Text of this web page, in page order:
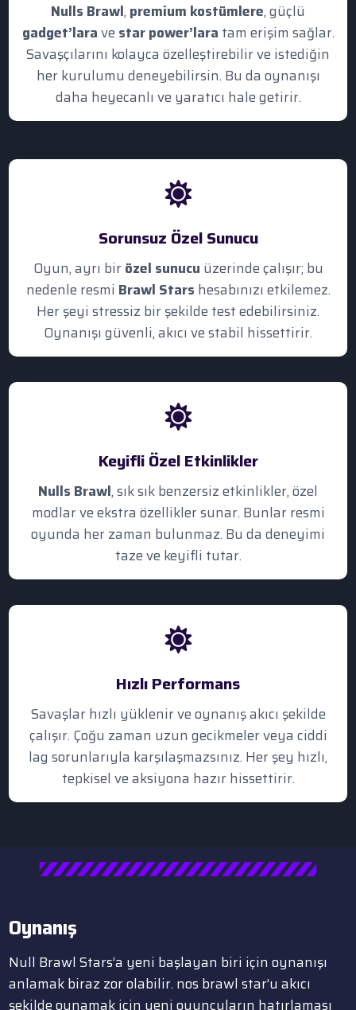
Nulls Brawl, premium kostümlere, güçlü
gadget’larave star power’lara tam erişim sağlar.
Savaşçılarını kolayca özelleştirebilir ve istediğin
her kurulumu deneyebilirsin. Bu da oynanışı
daha heyecanlı ve yaratıcı hale getirir.
Sorunsuz Özel Sunucu
Oyun, ayrı bir özel sunucu üzerinde çalışır; bu
nedenle resmi Brawl Stars hesabınızı etkilemez.
Her şeyi stressiz bir şekilde test edebilirsiniz.
Oynanışı güvenli, akıcı ve stabil hissettirir.
Keyifli Özel Etkinlikler
Nulls Brawl, sık sık benzersiz etkinlikler, özel
modlar ve ekstra özellikler sunar. Bunlar resmi
oyunda her zaman bulunmaz. Bu da deneyimi
taze ve keyifli tutar.
Hızlı Performans
Savaşlar hızlı yüklenir ve oynanış akıcı şekilde
çalışır. Çoğu zaman uzun gecikmeler veya ciddi
lag sorunlarıyla karşılaşmazsınız. Her şey hızlı,
tepkisel ve aksiyona hazır hissettirir.
Oynanış
Null Brawl Stars’a yeni başlayan biri için oynanışı
anlamak biraz zor olabilir. nos brawl star’u akıcı
şekilde oynamak için yeni oyuncuların hatırlaması